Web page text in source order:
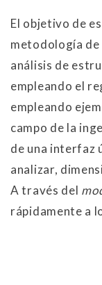
El objetivo de
metodología
análisis de
empleando el
empleando
campo de la
de una interfaz
analizar,
A través del
rápidamente a